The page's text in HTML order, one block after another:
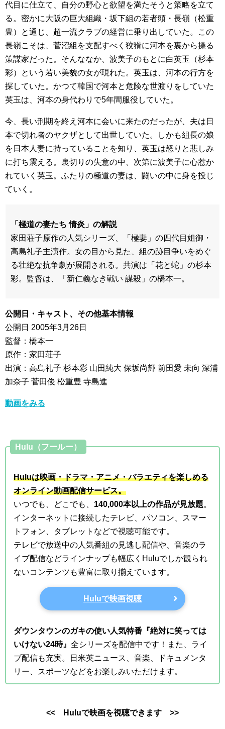
代目に仕立て、自分の野心と欲望を満たそうと策略を立て
る。密かに大阪の巨大組織・坂下組の若者頭・長嶺（松重
豊）と通じ、超一流クラブの経営に乗り出していた。この
長嶺こそは、菅沼組を支配すべく狡猾に河本を裏から操る
策謀家だった。そんななか、波美子のもとに白英玉（杉本
彩）という若い美貌の女が現れた。英玉は、河本の行方を
探していた。かつて韓国で河本と危険な世渡りをしていた
英玉は、河本の身代わりで5年間服役していた。
今、長い刑期を終え河本に会いに来たのだったが、夫は日
本で切れ者のヤクザとして出世していた。しかも組長の娘
を日本人妻に持っていることを知り、英玉は怒りと悲しみ
に打ち震える。裏切りの失意の中、次第に波美子に心惹か
れていく英玉。ふたりの極道の妻は、闘いの中に身を投じ
ていく。
「極道の妻たち 情炎」の解説
家田荘子原作の人気シリーズ、「極妻」の四代目姐御・
高島礼子主演作。女の目から見た、組の跡目争いをめぐ
る壮絶な抗争劇が展開される。共演は「花と蛇」の杉本
彩。監督は、「新仁義なき戦い 謀殺」の橋本一。
公開日・キャスト、その他基本情報
公開日 2005年3月26日
監督：橋本一
原作：家田荘子
出演：高島礼子 杉本彩 山田純大 保坂尚輝 前田愛 未向 深浦
加奈子 菅田俊 松重豊 寺島進
動画をみる
Hulu（フールー）
Huluは映画・ドラマ・アニメ・バラエティを楽しめる
オンライン動画配信サービス。
いつでも、どこでも、 140,000本以上の作品が見放題。
インターネットに接続したテレビ、パソコン、スマー
トフォン、タブレットなどで視聴可能です。
テレビで放送中の人気番組の見逃し配信や、音楽のラ
イブ配信などラインナップも幅広くHuluでしか観られ
ないコンテンツも豊富に取り揃えています。
Huluで映画視聴
ダウンタウンのガキの使い人気特番『絶対に笑っては
いけない24時』 全シリーズを配信中です！また、ライ
ブ配信も充実。日米英ニュース、音楽、ドキュメンタ
リー、スポーツなどをお楽しみいただけます。
<< Huluで映画を視聴できます >>